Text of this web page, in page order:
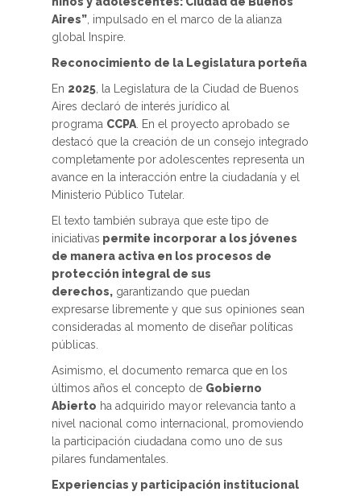
Aires” , impulsado en el marco de la alianza
global Inspire.
Reconocimiento de la Legislatura porteña
En 2025 , la Legislatura de la Ciudad de Buenos
Aires declaró de interés jurídico al
programa CCPA . En el proyecto aprobado se
destacó que la creación de un consejo integrado
completamente por adolescentes representa un
avance en la interacción entre la ciudadanía y el
Ministerio Público Tutelar.
El texto también subraya que este tipo de
iniciativas permite incorporar a los jóvenes
de manera activa en los procesos de
protección integral de sus
derechos, garantizando que puedan
expresarse libremente y que sus opiniones sean
consideradas al momento de diseñar políticas
públicas.
Asimismo, el documento remarca que en los
últimos años el concepto de Gobierno
Abierto ha adquirido mayor relevancia tanto a
nivel nacional como internacional, promoviendo
la participación ciudadana como uno de sus
pilares fundamentales.
Experiencias y participación institucional